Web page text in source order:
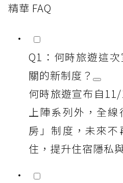
精華 FAQ
Q1：何時旅遊這
關的新制度？
何時旅遊宣布自
上陣系列外，全
房」制度，未來
住，提升住宿隱私